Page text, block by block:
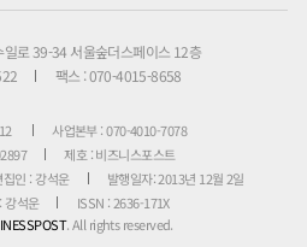
일로 39-34 서울숲더스페이스 12층
팩스 : 070-4015-8658
사업본부 : 070-4010-7078
제호 : 비즈니스포스트
집인 : 강석운
발행일자: 2013년 12월 2일
강석운
ISSN : 2636-171X
. All rights reserved.